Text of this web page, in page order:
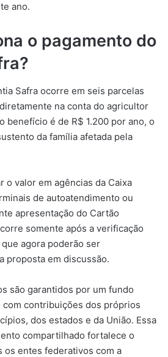
ano.
o pagamento do
Safra ocorre em seis parcelas
na conta do agricultor
benefício é de R$ 1.200 por ano, o
da família afetada pela
o valor em agências da Caixa
de autoatendimento ou
apresentação do Cartão
somente após a verificação
agora poderão ser
proposta em discussão.
são garantidos por um fundo
contribuições dos próprios
dos estados e da União. Essa
compartilhado fortalece o
os entes federativos com a